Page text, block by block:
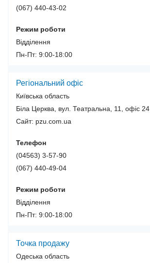
(067) 440-43-02
Режим роботи
Відділення
Пн-Пт: 9:00-18:00
Регіональний офіс
Київська область
Біла Церква, вул. Театральна, 11, офіс 24
Сайт: pzu.com.ua
Телефон
(04563) 3-57-90
(067) 440-49-04
Режим роботи
Відділення
Пн-Пт: 9:00-18:00
Точка продажу
Одеська область